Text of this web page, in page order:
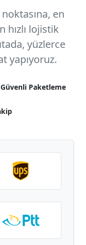
en
hızlı lojistik
yüzlerce
yapıyoruz.
Güvenli Paketleme